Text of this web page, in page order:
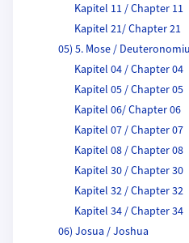
Kapitel 11 / Chapter 11
Kapitel 21/ Chapter 21
05) 5. Mose /
Kapitel 04 / Chapter 04
Kapitel 05 / Chapter 05
Kapitel 06/ Chapter 06
Kapitel 07 / Chapter 07
Kapitel 08 / Chapter 08
Kapitel 30 / Chapter 30
Kapitel 32 / Chapter 32
Kapitel 34 / Chapter 34
06) Josua / Joshua